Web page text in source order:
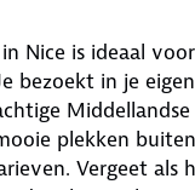
Nice is ideaal
bezoekt in je
plekken
Vergeet